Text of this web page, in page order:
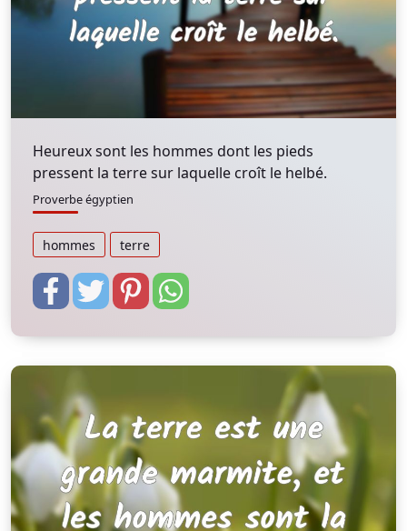
Heureux sont les hommes dont les pieds
pressent la terre sur laquelle croît le helbé.
Proverbe égyptien
hommes terre